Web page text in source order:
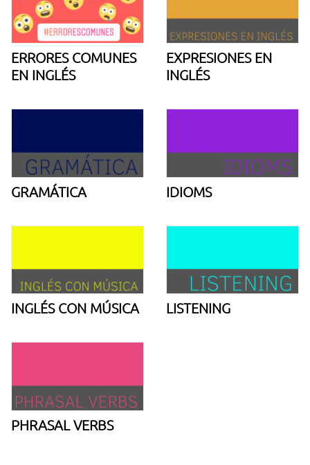
ERRORES COMUNES
EN INGLÉS
EXPRESIONES EN
INGLÉS
GRAMÁTICA IDIOMS
INGLÉS CON MÚSICA LISTENING
PHRASAL VERBS